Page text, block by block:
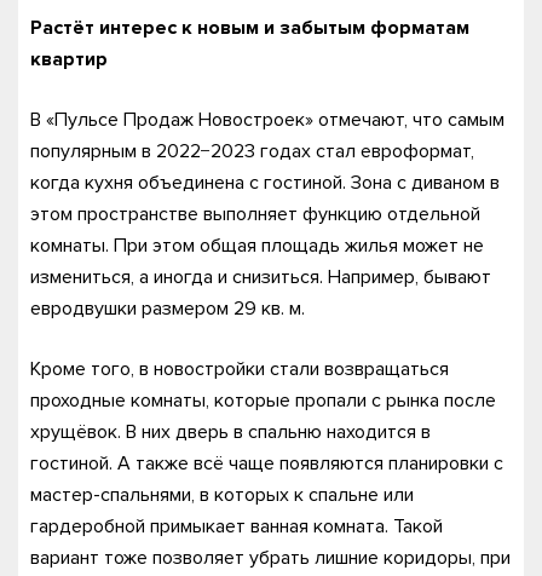
Растёт интерес к новым и забытым форматам
квартир
В «Пульсе Продаж Новостроек» отмечают, что самым
популярным в 2022−2023 годах стал евроформат,
когда кухня объединена с гостиной. Зона с диваном в
этом пространстве выполняет функцию отдельной
комнаты. При этом общая площадь жилья может не
измениться, а иногда и снизиться. Например, бывают
евродвушки размером 29 кв. м.
Кроме того, в новостройки стали возвращаться
проходные комнаты, которые пропали с рынка после
хрущёвок. В них дверь в спальню находится в
гостиной. А также всё чаще появляются планировки с
мастер-спальнями, в которых к спальне или
гардеробной примыкает ванная комната. Такой
вариант тоже позволяет убрать лишние коридоры, при